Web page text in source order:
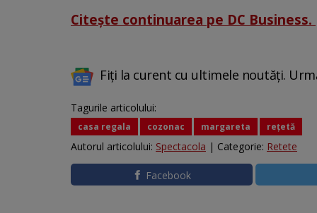
Citește continuarea pe DC Business.
Fiți la curent cu ultimele noutăți.
Tagurile articolului:
casa regala cozonac margareta rețetă
Autorul articolului: Spectacola | Categorie: Retete
Facebook